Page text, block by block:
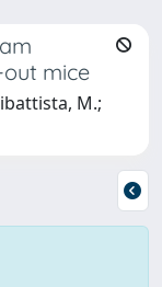
out mice
M.;